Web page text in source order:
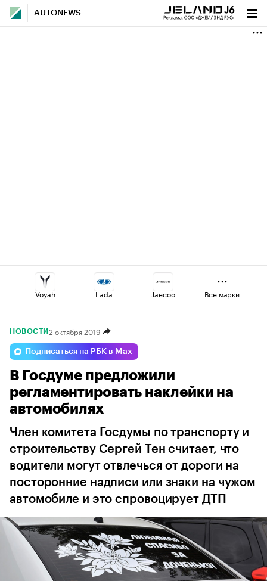
AUTONEWS
Voyah Lada Jaecoo
Esteo Geely
Omoda Volga Haval
Все марки
НОВОСТИ 2 октября 2019
Подписаться на РБК в Max
В Госдуме предложили
регламентировать наклейки на
автомобилях
Член комитета Госдумы по транспорту и
строительству Сергей Тен считает, что
водители могут отвлечься от дороги на
посторонние надписи или знаки на чужом
автомобиле и это спровоцирует ДТП